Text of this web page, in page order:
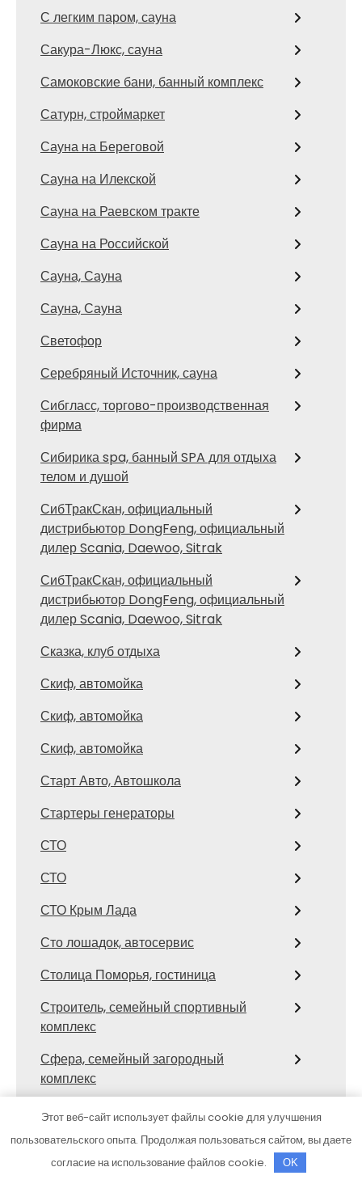
С легким паром, сауна
Сакура-Люкс, сауна
Самоковские бани, банный комплекс
Сатурн, строймаркет
Сауна на Береговой
Сауна на Илекской
Сауна на Раевском тракте
Сауна на Российской
Сауна, Сауна
Сауна, Сауна
Светофор
Серебряный Источник, сауна
Сибгласс, торгово-производственная
фирма
Сибирика spa, банный SPA для отдыха
телом и душой
СибТракСкан, официальный
дистрибьютор DongFeng, официальный
дилер Scania, Daewoo, Sitrak
СибТракСкан, официальный
дистрибьютор DongFeng, официальный
дилер Scania, Daewoo, Sitrak
Сказка, клуб отдыха
Скиф, автомойка
Скиф, автомойка
Скиф, автомойка
Старт Авто, Автошкола
Стартеры генераторы
СТО
СТО
СТО Крым Лада
Сто лошадок, автосервис
Столица Поморья, гостиница
Строитель, семейный спортивный
комплекс
Сфера, семейный загородный
комплекс
Сход развал
Сход-развал, Шиномонтаж
Этот веб-сайт использует файлы cookie для улучшения
пользовательского опыта. Продолжая пользоваться сайтом, вы даете
согласие на использование файлов cookie.
OK